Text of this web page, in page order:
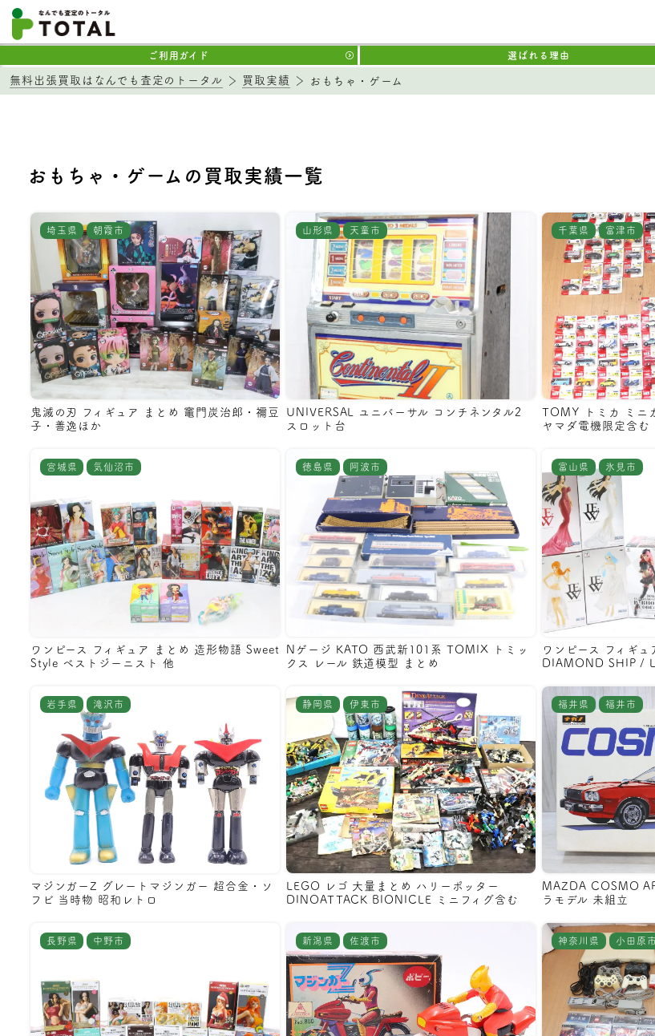
ご利用ガイド 選ばれる理由
無料出張買取はなんでも査定のトータル 買取実績 おもちゃ・ゲーム
おもちゃ・ゲームの買取実績一覧
埼玉県 朝霞市
鬼滅の刃 フィギュア まとめ 竈門炭治郎・禰豆
子・善逸ほか
山形県 天童市
UNIVERSAL ユニバーサル コンチネンタル2
スロット台
千葉県 富津市
TOMY トミカ ミニ
ヤマダ電機限定含む
宮城県 気仙沼市
ワンピース フィギュア まとめ 造形物語 Sweet
Style ベストジーニスト 他
徳島県 阿波市
Nゲージ KATO 西武新101系 TOMIX トミッ
クス レール 鉄道模型 まとめ
富山県 氷見市
ワンピース フィギ
DIAMOND SHIP /
岩手県 滝沢市
マジンガーZ グレートマジンガー 超合金・ソ
フビ 当時物 昭和レトロ
静岡県 伊東市
LEGO レゴ 大量まとめ ハリーポッター
DINOATTACK BIONICLE ミニフィグ含む
福井県 福井市
MAZDA COSMO
ラモデル 未組立
長野県 中野市 新潟県 佐渡市 神奈川県 小田原市